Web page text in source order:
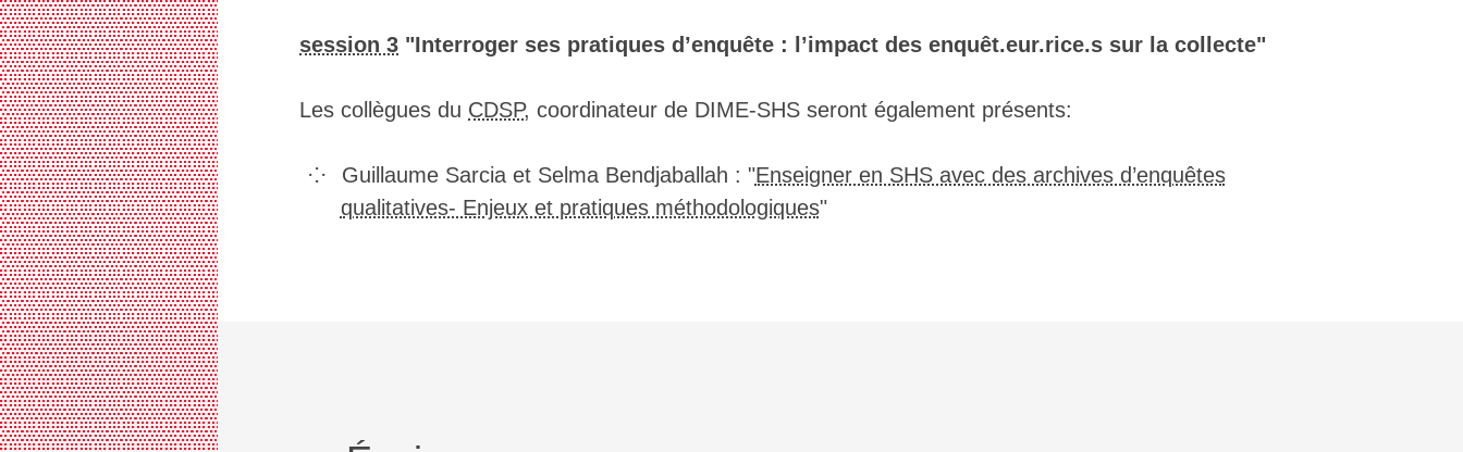
session 3 "Interroger ses pratiques d’enquête : l’impact des enquêt.eur.rice.s sur la collecte"
Les collègues du CDSP, coordinateur de DIME-SHS seront également présents:
Guillaume Sarcia et Selma Bendjaballah : "Enseigner en SHS avec des archives d’enquêtes
qualitatives- Enjeux et pratiques méthodologiques"